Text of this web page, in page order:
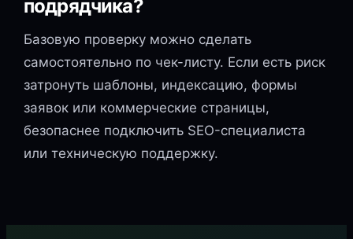
подрядчика?
Базовую проверку можно сделать
самостоятельно по чек-листу. Если есть риск
затронуть шаблоны, индексацию, формы
заявок или коммерческие страницы,
безопаснее подключить SEO-специалиста
или техническую поддержку.